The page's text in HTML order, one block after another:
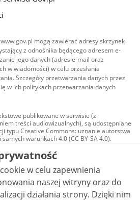
mogą zawierać adresy skrzynek
z odnośnika będącego adresem e-
jego danych (adres e-mail oraz
w wiadomości) w celu przesłania
Szczegóły przetwarzania danych przez
w ich politykach przetwarzania danych
publikowane w serwisie (z
treści audiowizualnych), są udostępniane
typu Creative Commons: uznanie autorstwa
samych warunkach 4.0 (CC BY-SA 4.0).
audiowizualne, w tym zdjęcia, materiały
są udostępniane na licencji typu
Commons: uznanie autorstwa użycie
- bez utworów zależnych 4.0 (CC BY-
o ile nie jest to stwierdzone inaczej.
w celu zapewnienia
naszej witryny oraz do
działania strony. Dzięki nim